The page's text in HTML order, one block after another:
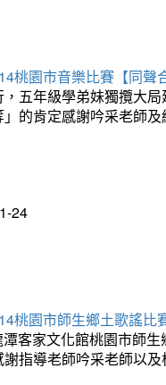
桃園市音樂比賽【同聲
五年級學弟妹獨攬大
的肯定感謝吟采老師
24
桃園市師生鄉土歌謠
客家文化館桃園市師
指導老師吟采老師以